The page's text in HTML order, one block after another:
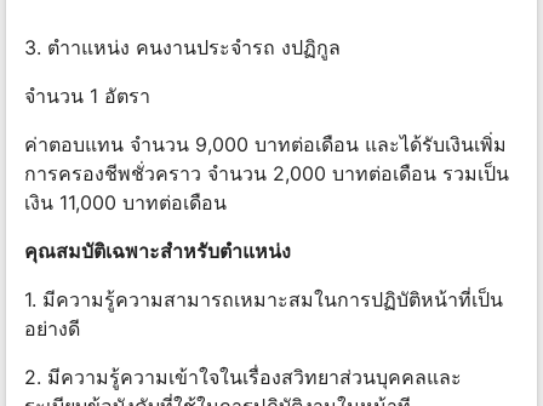
3. ตําาแหน่ง คนงานประจํารถ งปฏิกูล
จํานวน 1 อัตรา
ค่าตอบแทน จํานวน 9,000 บาทต่อเดือน และได้รับเงินเพิ่ม
การครองชีพชั่วคราว จํานวน 2,000 บาทต่อเดือน รวมเป็น
เงิน 11,000 บาทต่อเดือน
คุณสมบัติเฉพาะสําหรับตําแหน่ง
1. มีความรู้ความสามารถเหมาะสมในการปฏิบัติหน้าที่เป็น
อย่างดี
2. มีความรู้ความเข้าใจในเรื่องสวิทยาส่วนบุคคลและ